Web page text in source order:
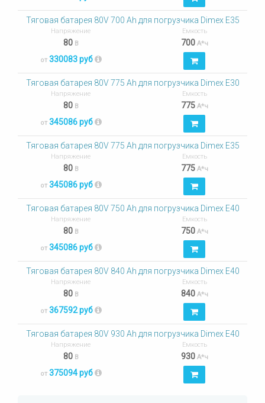
Тяговая батарея 80V 700 Ah для погрузчика Dimex E35
Напряжение
80В
Емкость
700А*ч
от330083 руб
Тяговая батарея 80V 775 Ah для погрузчика Dimex E30
Напряжение
80В
Емкость
775А*ч
от345086 руб
Тяговая батарея 80V 775 Ah для погрузчика Dimex E35
Напряжение
80В
Емкость
775А*ч
от345086 руб
Тяговая батарея 80V 750 Ah для погрузчика Dimex E40
Напряжение
80В
Емкость
750А*ч
от345086 руб
Тяговая батарея 80V 840 Ah для погрузчика Dimex E40
Напряжение
80В
Емкость
840А*ч
от367592 руб
Тяговая батарея 80V 930 Ah для погрузчика Dimex E40
Напряжение
80В
Емкость
930А*ч
от375094 руб